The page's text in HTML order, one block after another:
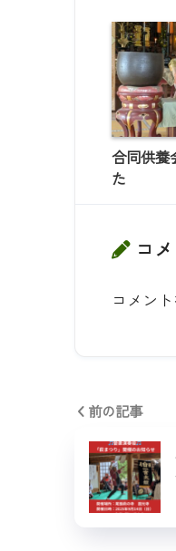
合同供養
た
コ
コメン
前の記事